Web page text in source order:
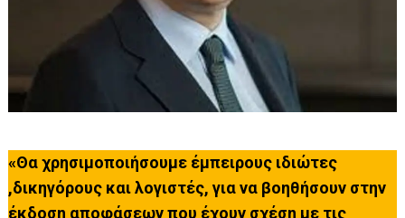
«Θα χρησιμοποιήσουμε έμπειρους ιδιώτες
,δικηγόρους και λογιστές, για να βοηθήσουν στην
έκδοση αποφάσεων που έχουν σχέση με τις